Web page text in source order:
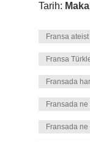
Tarih:
Fransa ateist
Fransa
Fransada
Fransada
Fransada